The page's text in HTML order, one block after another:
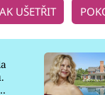
UŠETŘIT